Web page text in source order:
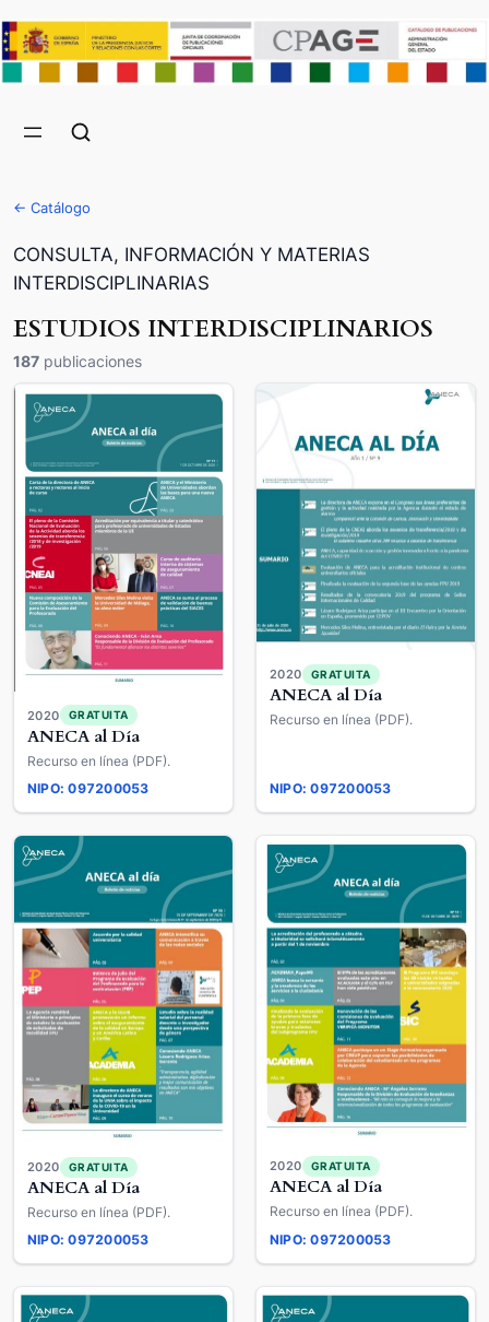
← Catálogo
CONSULTA, INFORMACIÓN Y MATERIAS
INTERDISCIPLINARIAS
ESTUDIOS INTERDISCIPLINARIOS
187 publicaciones
2020 GRATUITA
ANECA al Día
Recurso en línea (PDF).
NIPO: 097200053
2020 GRATUITA
ANECA al Día
Recurso en línea (PDF).
NIPO: 097200053
2020 GRATUITA
ANECA al Día
Recurso en línea (PDF).
NIPO: 097200053
2020 GRATUITA
ANECA al Día
Recurso en línea (PDF).
NIPO: 097200053